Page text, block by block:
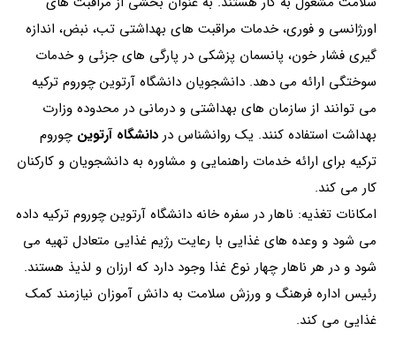
اورژانسی و فوری، خدمات مراقبت های بهداشتی تب، نبض، اندازه
گیری فشار خون، پانسمان پزشکی در پارگی های جزئی و خدمات
سوختگی ارائه می دهد. دانشجویان دانشگاه آرتوین چوروم ترکیه
می توانند از سازمان های بهداشتی و درمانی در محدوده وزارت
بهداشت استفاده کنند. یک روانشناس در دانشگاه آرتوین چوروم
ترکیه برای ارائه خدمات راهنمایی و مشاوره به دانشجویان و کارکنان
کار می کند.
امکانات تغذیه: ناهار در سفره خانه دانشگاه آرتوین چوروم ترکیه داده
می شود و وعده های غذایی با رعایت رژیم غذایی متعادل تهیه می
شود و در هر ناهار چهار نوع غذا وجود دارد که ارزان و لذیذ هستند.
رئیس اداره فرهنگ و ورزش سلامت به دانش آموزان نیازمند کمک
غذایی می کند.